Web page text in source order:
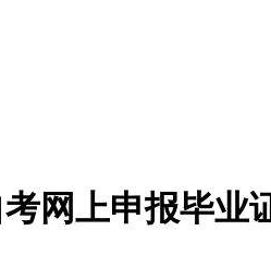
网上申报毕业